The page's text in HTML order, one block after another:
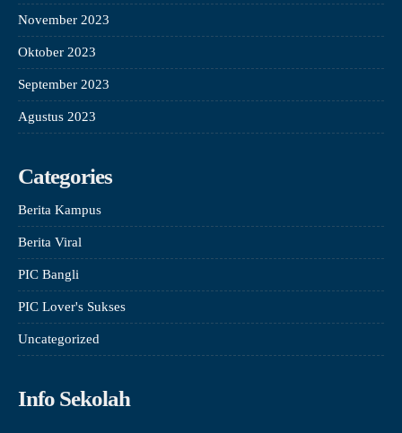
November 2023
Oktober 2023
September 2023
Agustus 2023
Categories
Berita Kampus
Berita Viral
PIC Bangli
PIC Lover's Sukses
Uncategorized
Info Sekolah